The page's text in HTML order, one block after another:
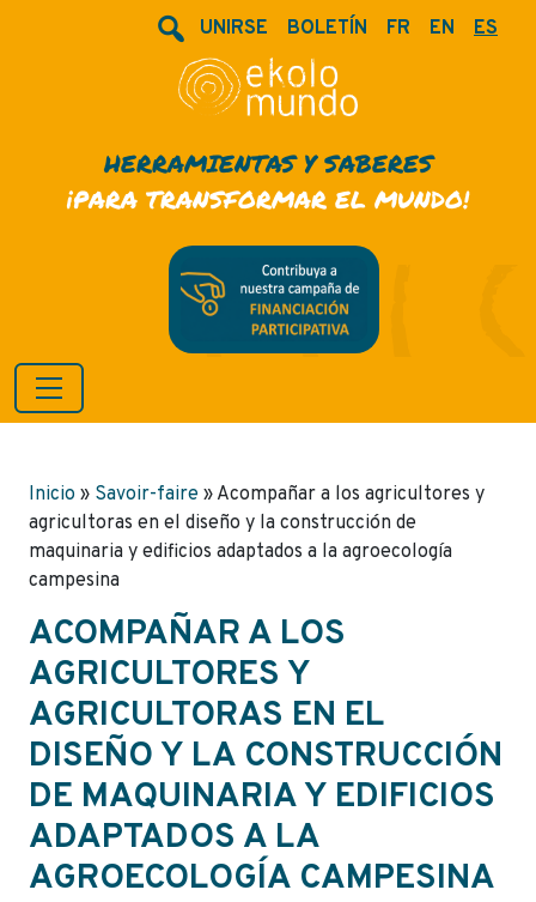
UNIRSE BOLETÍN FR EN ES
HERRAMIENTAS Y SABERES
¡PARA TRANSFORMAR EL MUNDO!
Inicio » Savoir-faire » Acompañar a los agricultores y
agricultoras en el diseño y la construcción de
maquinaria y edificios adaptados a la agroecología
campesina
ACOMPAÑAR A LOS
AGRICULTORES Y
AGRICULTORAS EN EL
DISEÑO Y LA CONSTRUCCIÓN
DE MAQUINARIA Y EDIFICIOS
ADAPTADOS A LA
AGROECOLOGÍA CAMPESINA